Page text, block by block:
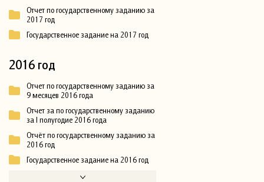
Отчет по государственному заданию за
2017 год
Государственное задание на 2017 год
2016 год
Отчет по государственному заданию за
9 месяцев 2016 года
Отчет за по государственному заданию
за I полугодие 2016 года
Отчёт по государственному заданию за
2016 год
Государственное задание на 2016 год